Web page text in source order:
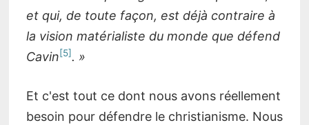
et qui, de toute façon, est déjà contraire à
la vision matérialiste du monde que défend
Cavin 5 . »
Et c'est tout ce dont nous avons réellement
besoin pour défendre le christianisme. Nous